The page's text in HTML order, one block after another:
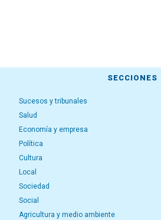
SECCIONES
Sucesos y tribunales
Salud
Economía y empresa
Política
Cultura
Local
Sociedad
Social
Agricultura y medio ambiente